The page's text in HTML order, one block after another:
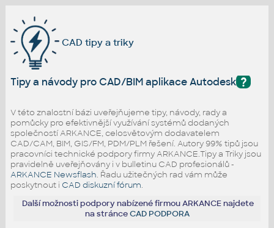
CAD tipy a triky
?
Tipy a návody pro CAD/BIM aplikace Autodesk
V této znalostní bázi uveřejňujeme tipy, návody, rady a
pomůcky pro efektivnější využívání systémů dodaných
společností ARKANCE, celosvětovým dodavatelem
CAD/CAM, BIM, GIS/FM, PDM/PLM řešení. Autory 99% tipů jsou
pracovníci technické podpory firmy ARKANCE.Tipy a Triky jsou
pravidelně uveřejňovány i v bulletinu CAD profesionálů -
ARKANCE Newsflash. Řadu užitečných rad vám může
poskytnout i CAD diskuzní fórum.
Další možnosti podpory nabízené firmou ARKANCE najdete
na stránceCAD PODPORA